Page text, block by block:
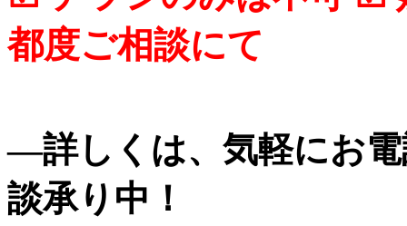
都度ご相談にて
—詳しくは、気軽にお
談承り中！